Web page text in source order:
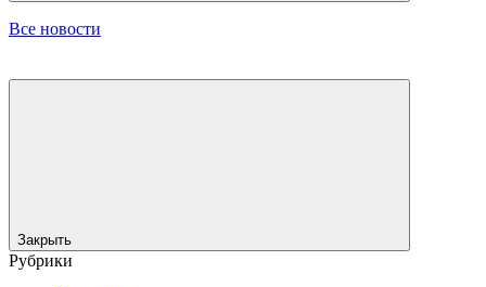
Все новости
Закрыть
Рубрики